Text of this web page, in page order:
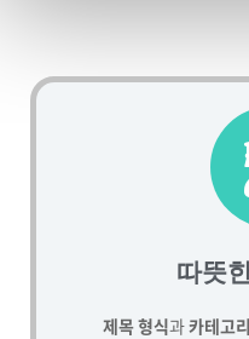
따뜻
제목 형식과카테고리